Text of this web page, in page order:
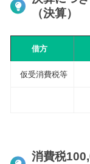
（決算）
借方
仮受消費税等
消費税